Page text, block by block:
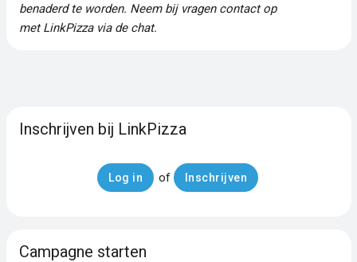
benaderd te worden. Neem bij vragen contact op
met LinkPizza via de chat.
Inschrijven bij LinkPizza
Log in of Inschrijven
Campagne starten